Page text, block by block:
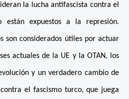
la lucha antifascista contra el
están expuestos a la represión.
son considerados útiles por actuar
actuales de la UE y la OTAN, los
y un verdadero cambio de
el fascismo turco, que juega